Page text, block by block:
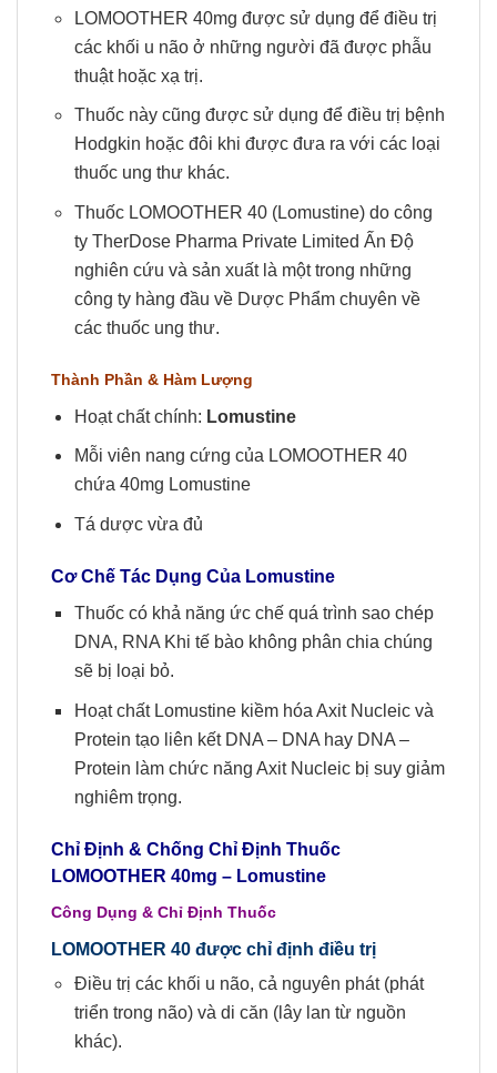
LOMOOTHER 40mg được sử dụng để điều trị
các khối u não ở những người đã được phẫu
thuật hoặc xạ trị.
Thuốc này cũng được sử dụng để điều trị bệnh
Hodgkin hoặc đôi khi được đưa ra với các loại
thuốc ung thư khác.
Thuốc LOMOOTHER 40 (Lomustine) do công
ty TherDose Pharma Private Limited Ấn Độ
nghiên cứu và sản xuất là một trong những
công ty hàng đầu về Dược Phẩm chuyên về
các thuốc ung thư.
Thành Phần & Hàm Lượng
Hoạt chất chính: Lomustine
Mỗi viên nang cứng của LOMOOTHER 40
chứa 40mg Lomustine
Tá dược vừa đủ
Cơ Chế Tác Dụng Của Lomustine
Thuốc có khả năng ức chế quá trình sao chép
DNA, RNA Khi tế bào không phân chia chúng
sẽ bị loại bỏ.
Hoạt chất Lomustine kiềm hóa Axit Nucleic và
Protein tạo liên kết DNA – DNA hay DNA –
Protein làm chức năng Axit Nucleic bị suy giảm
nghiêm trọng.
Chỉ Định & Chống Chỉ Định Thuốc
LOMOOTHER 40mg – Lomustine
Công Dụng & Chỉ Định Thuốc
LOMOOTHER 40 được chỉ định điều trị
Điều trị các khối u não, cả nguyên phát (phát
triển trong não) và di căn (lây lan từ nguồn
khác).